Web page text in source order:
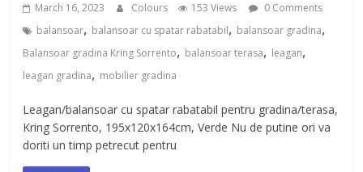
March 16, 2023 Colours 153 Views
0 Comments
balansoar, balansoar cu spatar rabatabil, balansoar gradina,
Balansoar gradina Kring Sorrento, balansoar terasa, leagan,
leagan gradina, mobilier gradina
Leagan/balansoar cu spatar rabatabil pentru gradina/terasa,
Kring Sorrento, 195x120x164cm, Verde Nu de putine ori va
doriti un timp petrecut pentru